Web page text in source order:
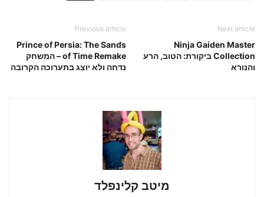
Previous article
Prince of Persia: The Sands
of Time Remake – המשחק
נדחה ולא יוצג בתערוכה הקרובה
Next article
Ninja Gaiden Master
Collection ביקורת: הטוב, הרע
והנורא
מיטב קלינפלד